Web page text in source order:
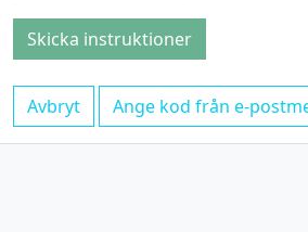
Avbryt Ange kod från e-